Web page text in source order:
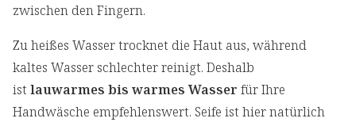
zwischen den Fingern.
Zu heißes Wasser trocknet die Haut aus, während
kaltes Wasser schlechter reinigt. Deshalb
ist lauwarmes bis warmes Wasser für Ihre
Handwäsche empfehlenswert. Seife ist hier natürlich